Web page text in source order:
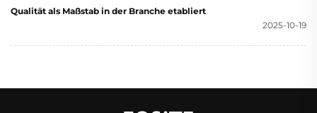
Qualität als Maßstab in der Branche etabliert
2025-10-19